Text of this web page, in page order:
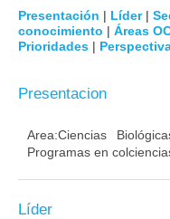
Presentación | Líder|
conocimiento | Áreas
Prioridades |
Presentacion
Area:Ciencias
Programas en
Líder